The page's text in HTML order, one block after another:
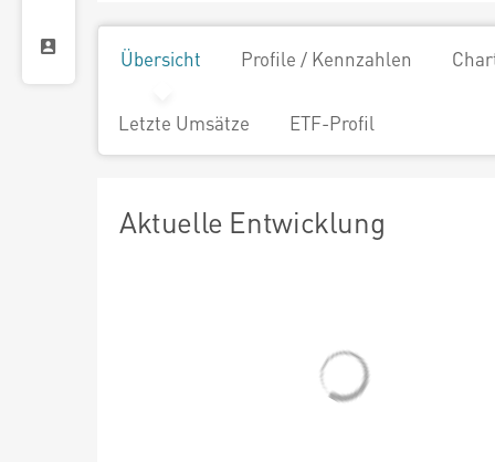
Übersicht Profile / Kennzahlen
Letzte Umsätze ETF-Profil
Aktuelle Entwicklung